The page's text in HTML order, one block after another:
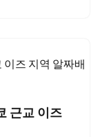
근교 이즈